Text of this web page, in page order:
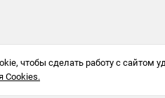
чтобы сделать работу с сайтом
Cookies.